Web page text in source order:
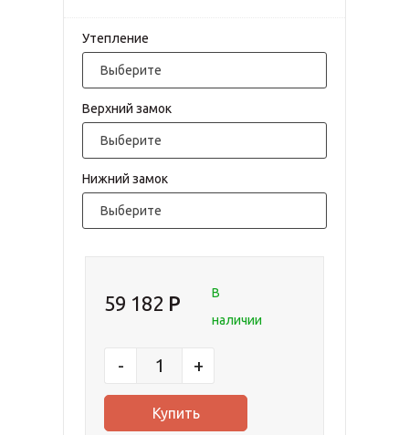
Утепление
Выберите
Верхний замок
Выберите
Нижний замок
Выберите
59 182
В
наличии
- +